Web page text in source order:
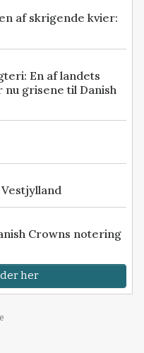
af skrigende kvier:
En af landets
grisene til Danish
Crowns notering
her